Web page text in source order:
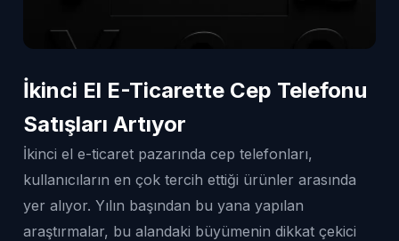
İkinci El E-Ticarette Cep Telefonu
Satışları Artıyor
İkinci el e-ticaret pazarında cep telefonları,
kullanıcıların en çok tercih ettiği ürünler arasında
yer alıyor. Yılın başından bu yana yapılan
araştırmalar, bu alandaki büyümenin dikkat çekici